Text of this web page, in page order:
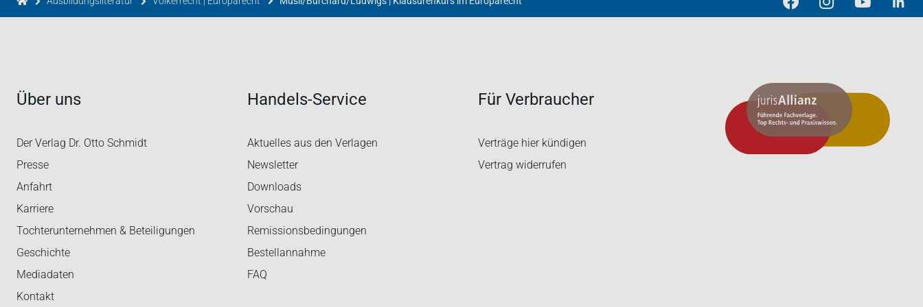
Über uns
Der Verlag Dr. Otto Schmidt
Presse
Anfahrt
Karriere
Tochterunternehmen & Beteiligungen
Geschichte
Mediadaten
Kontakt
Handels-Service
Aktuelles aus den Verlagen
Newsletter
Downloads
Vorschau
Remissionsbedingungen
Bestellannahme
FAQ
Für Verbraucher
Verträge hier kündigen
Vertrag widerrufen